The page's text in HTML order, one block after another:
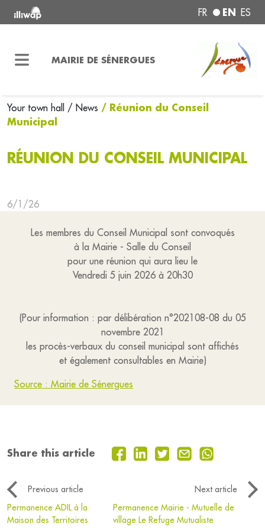
FR EN ES
MAIRIE DE SÉNERGUES
Your town hall / News / Réunion du Conseil
Municipal
RÉUNION DU CONSEIL MUNICIPAL
6/1/26
Les membres du Conseil Municipal sont convoqués
à la Mairie - Salle du Conseil
pour une réunion qui aura lieu le
Vendredi 5 juin 2026 à 20h30
(Pour information : par délibération n°202108-08 du 05
novembre 2021
les procès-verbaux du conseil municipal sont affichés
et également consultables en Mairie)
Source : Mairie de Sénergues
Share this article
Previous article
Next article
Permanence ADIL à la
Maison des Territoires
Permanence Mairie - Mutuelle de
village Le Refuge Mutualiste